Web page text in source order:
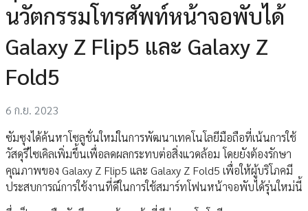
นวัตกรรมโทรศัพท์หน้าจอพับได้
Galaxy Z Flip5 และ Galaxy Z
Fold5
6 ก.ย. 2023
ซัมซุงได้ค้นหาโซลูชั่นใหม่ในการพัฒนาเทคโนโลยีมือถือที่เน้นการใช้
วัสดุรีไซเคิลเพิ่มขึ้นเพื่อลดผลกระทบต่อสิ่งแวดล้อม โดยยังต้องรักษา
คุณภาพของ Galaxy Z Flip5 และ Galaxy Z Fold5 เพื่อให้ผู้บริโภคมี
ประสบการณ์การใช้งานที่ดีในการใช้สมาร์ทโฟนหน้าจอพับได้รุ่นใหม่นี้